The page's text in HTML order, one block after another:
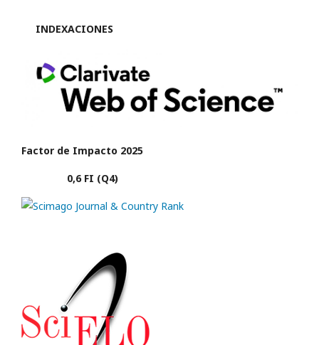
INDEXACIONES
Factor de Impacto 2025
0,6 FI (Q4)